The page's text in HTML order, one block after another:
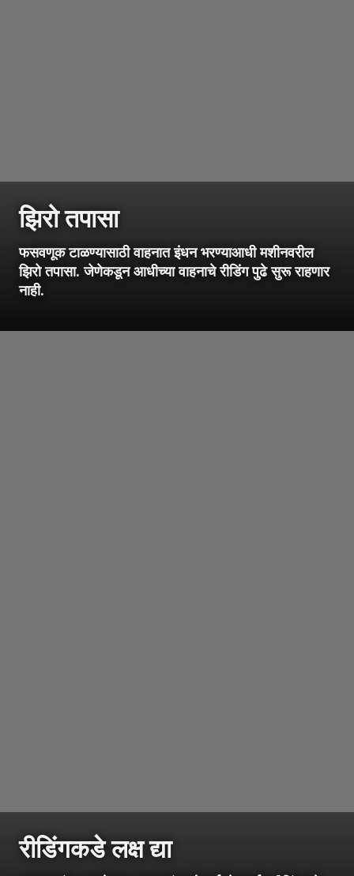
झिरो तपासा
फसवणूक टाळण्यासाठी वाहनात इंधन भरण्याआधी मशीनवरील
झिरो तपासा. जेणेकडून आधीच्या वाहनाचे रीडिंग पुढे सुरू राहणार
नाही.
रीडिंगकडे लक्ष द्या